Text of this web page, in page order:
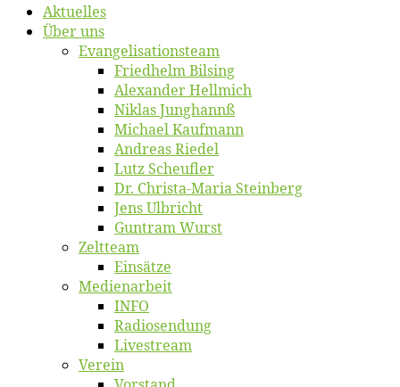
Ak­tu­el­les
Über uns
Evangelisa­tions­team
Fried­helm Bilsing
Alex­an­der Hellmich
Ni­klas Junghannß
Mi­cha­el Kaufmann
An­dre­as Riedel
Lutz Scheuf­ler
Dr. Chris­­ta-Ma­ria Steinberg
Jens Ulb­richt
Gun­tram Wurst
Zelt­team
Ein­sät­ze
Me­di­en­ar­beit
INFO
Ra­dio­sen­dung
Live­stream
Ver­ein